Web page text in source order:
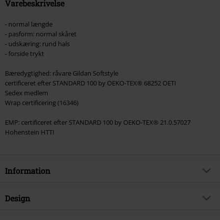
Varebeskrivelse
- normal længde
- pasform: normal skåret
- udskæring: rund hals
- forside trykt
Bæredygtighed: råvare Gildan Softstyle
certificeret efter STANDARD 100 by OEKO-TEX® 68252 OETI
Sedex medlem
Wrap certificering (16346)
EMP: certificeret efter STANDARD 100 by OEKO-TEX® 21.0.57027
Hohenstein HTTI
Information
Artikelnr.
Design